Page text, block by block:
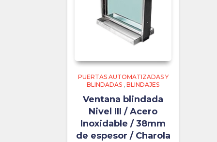
PUERTAS AUTOMATIZADAS Y
BLINDADAS , BLINDAJES
Ventana blindada
Nivel III / Acero
Inoxidable / 38mm
de espesor / Charola